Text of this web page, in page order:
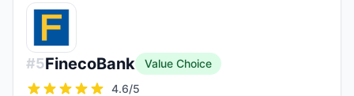
#5FinecoBank
Value Choice
4.6/5